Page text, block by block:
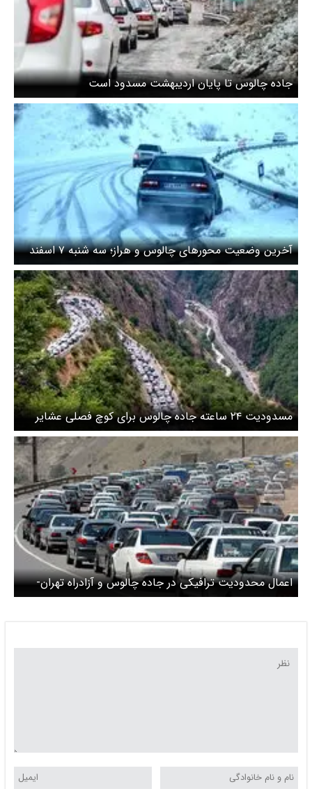
جاده چالوس تا پایان اردیبهشت مسدود است
آخرین وضعیت محورهای چالوس و هراز؛ سه شنبه ۷ اسفند
مسدودیت ۲۴ ساعته جاده چالوس برای کوچ فصلی عشایر
اعمال محدودیت ترافیکی در جاده چالوس و آزادراه تهران-
شمال